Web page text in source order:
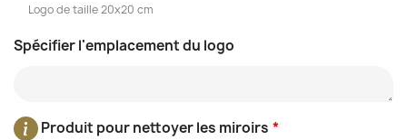
Logo de taille 20x20 cm
Spécifier l'emplacement du logo
*
Produit pour nettoyer les miroirs